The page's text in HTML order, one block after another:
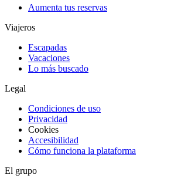
Aumenta tus reservas
Viajeros
Escapadas
Vacaciones
Lo más buscado
Legal
Condiciones de uso
Privacidad
Cookies
Accesibilidad
Cómo funciona la plataforma
El grupo